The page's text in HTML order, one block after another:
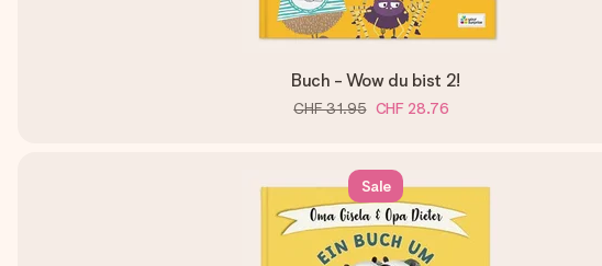
Buch - Wow du bist 2!
CHF 31.95 CHF 28.76
Sale